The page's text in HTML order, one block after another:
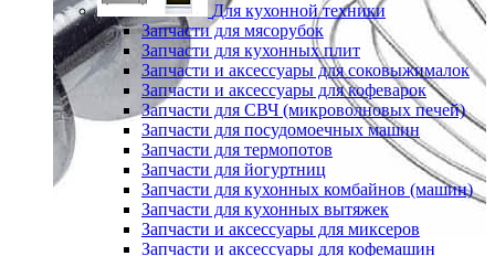
Для кухонной техники
Запчасти для мясорубок
Запчасти для кухонных плит
Запчасти и аксессуары для соковыжималок
Запчасти и аксессуары для кофеварок
Запчасти для СВЧ (микроволновых печей)
Запчасти для посудомоечных машин
Запчасти для термопотов
Запчасти для йогуртниц
Запчасти для кухонных комбайнов (машин)
Запчасти для кухонных вытяжек
Запчасти и аксессуары для миксеров
Запчасти и аксессуары для кофемашин